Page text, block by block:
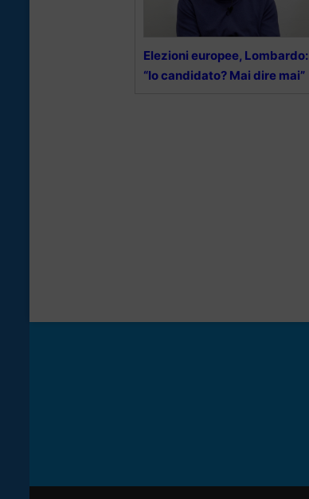
Elezioni europee, Lombardo:
“Io candidato? Mai dire mai”